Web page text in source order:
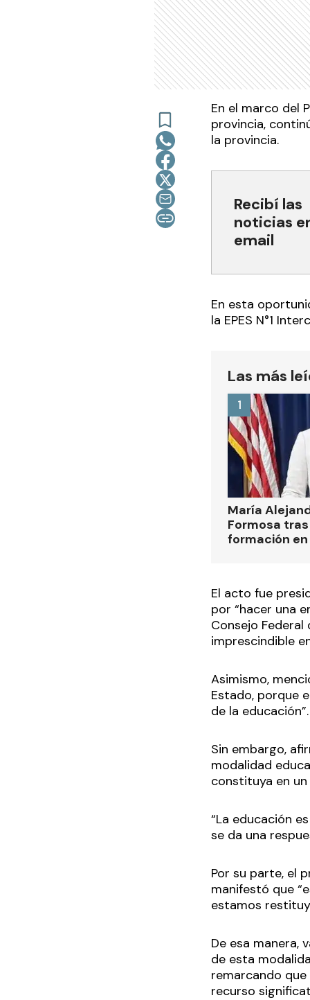
En el marco del
provincia,
la provincia.
Recibí las
noticias
email
En esta
la EPES N°1
Las más
María
Formosa
formación
1
El acto fue
por “hacer una
Consejo
imprescindible
Asimismo,
Estado, porque
de la
Sin embargo,
modalidad
constituya en
“La educación
se da una
Por su parte, el
manifestó que
estamos
De esa manera,
de esta
remarcando
recurso